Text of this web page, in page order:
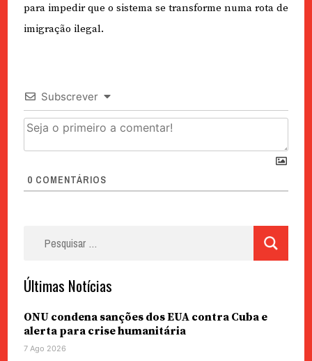
para impedir que o sistema se transforme numa rota de
imigração ilegal.
Subscrever
0 COMENTÁRIOS
Últimas Notícias
ONU condena sanções dos EUA contra Cuba e
alerta para crise humanitária
7 Ago 2026